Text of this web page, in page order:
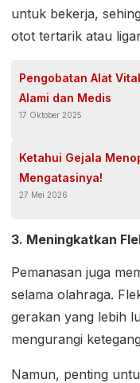
untuk bekerja,
otot tertarik atau
Pengobatan Alat
Alami dan Medis
17 Oktober 2025
Ketahui Gejala
Mengatasinya!
27 Mei 2026
3. Meningkatkan
Pemanasan juga
selama olahraga.
gerakan yang lebih
mengurangi
Namun, penting